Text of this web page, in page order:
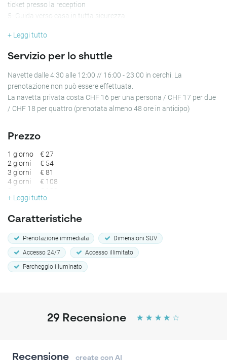
ticket presso la reception
5- Guida verso casa in tutta sicurezza
+ Leggi tutto
Servizio per lo shuttle
Navette dalle 4:30 alle 12:00 // 16:00 - 23:00 in cerchi. La
prenotazione non può essere effettuata.
La navetta privata costa CHF 16 per una persona / CHF 17 per due
/ CHF 18 per quattro (prenotata almeno 48 ore in anticipo)
Prezzo
1 giorno
€ 27
2 giorni
€ 54
3 giorni
€ 81
4 giorni
€ 108
6 giorni
€ 109
8 giorni
€ 136
10 giorni
€ 190
11 giorni
€ 217
12 giorni
€ 218
13 giorni
€ 218
14 giorni
€ 218
+ Leggi tutto
Caratteristiche
Prenotazione immediata
Dimensioni SUV
Accesso 24/7
Accesso illimitato
Parcheggio illuminato
29 Recensione ☆ ☆ ☆ ☆ ☆
Recensione create con AI